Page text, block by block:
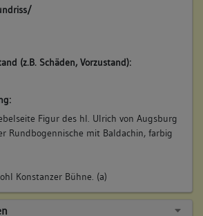
(z.B. Schäden, Vorzustand):
Figur des hl. Ulrich von Augsburg
Rundbogennische mit Baldachin, farbig
Konstanzer Bühne. (a)